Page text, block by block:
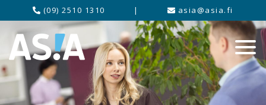
(09) 2510 1310 | asia@asia.fi